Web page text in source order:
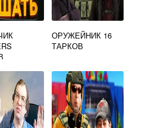
ОРУЖЕЙНИК 16
ТАРКОВ